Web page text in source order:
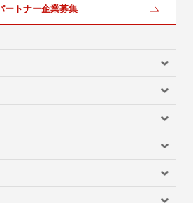
ートナー企業募集